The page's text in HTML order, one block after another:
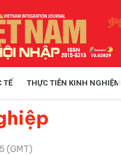
TẾ THỰC TIỄN KINH NGHIỆM
(GMT)